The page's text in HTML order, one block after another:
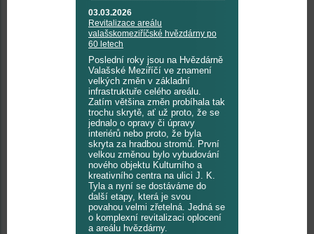
03.03.2026
Revitalizace areálu
valašskomeziříčské hvězdárny po
60 letech
Poslední roky jsou na Hvězdárně
Valašské Meziříčí ve znamení
velkých změn v základní
infrastruktuře celého areálu.
Zatím většina změn probíhala tak
trochu skrytě, ať už proto, že se
jednalo o opravy či úpravy
interiérů nebo proto, že byla
skryta za hradbou stromů. První
velkou změnou bylo vybudování
nového objektu Kulturního a
kreativního centra na ulici J. K.
Tyla a nyní se dostáváme do
další etapy, která je svou
povahou velmi zřetelná. Jedná se
o komplexní revitalizaci oplocení
a areálu hvězdárny.